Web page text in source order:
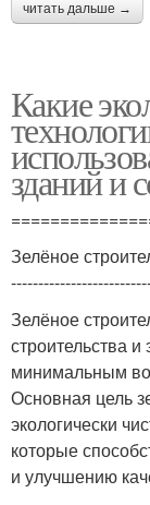
читать дальше →
Какие
зданий и
Зелёное
Зелёное
строительства
минимальным
Основная цель
экологически
которые
и улучшению